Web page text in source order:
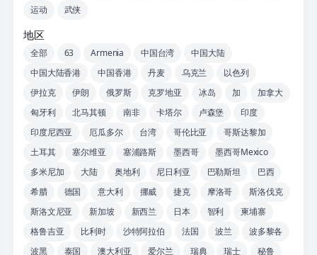
运动
武侠
地区
全部 63 Armenia 中国台湾
中国大陆
中国大陆香港
中国香港 丹麦 乌克兰
以色列
伊拉克
伊朗 俄罗斯 克罗地亚 冰岛 加
加拿大
匈牙利
北马其顿 南非 卡塔尔 卢森堡
印度
印度尼西亚
厄瓜多尔 台湾 哥伦比亚
哥斯达黎加
土耳其
塞尔维亚 塞浦路斯 墨西哥
墨西哥Mexico
多米尼加
大陆 奥地利 尼日利亚 巴勒斯坦
巴西
希腊
德国 意大利 挪威 捷克 摩洛哥
斯洛伐克
斯洛文尼亚
新加坡 新西兰 日本 智利
柬埔寨
格鲁吉亚
比利时 沙特阿拉伯 法国 波兰
波多黎各
波黑
泰国 澳大利亚 爱尔兰 瑞典 瑞士
秘鲁